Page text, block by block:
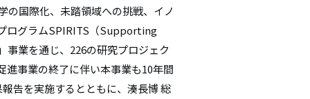
の国際化、未踏領域への挑戦、イノ
ログラムSPIRITS（Supporting
業を通じ、226の研究プロジェク
事業の終了に伴い本事業も10年間
告を実施するとともに、湊長博 総